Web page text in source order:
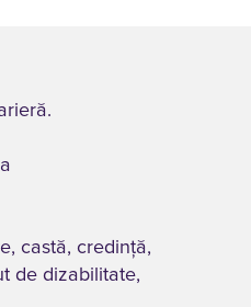
castă, credință,
de dizabilitate,